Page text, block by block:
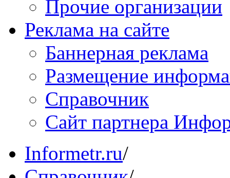
Прочие организации
Реклама на сайте
Баннерная реклама
Размещение
Справочник
Сайт партнера
Informetr.ru/